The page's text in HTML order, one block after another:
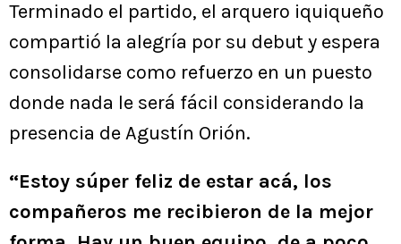
Terminado el partido, el arquero iquiqueño
compartió la alegría por su debut y espera
consolidarse como refuerzo en un puesto
donde nada le será fácil considerando la
presencia de Agustín Orión.
“Estoy súper feliz de estar acá, los
compañeros me recibieron de la mejor